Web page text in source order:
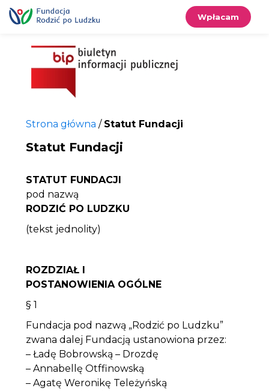
treści
Wpłacam
Strona główna / Statut Fundacji
Statut Fundacji
STATUT FUNDACJI
pod nazwą
RODZIĆ PO LUDZKU
(tekst jednolity)
ROZDZIAŁ I
POSTANOWIENIA OGÓLNE
§ 1
Fundacja pod nazwą „Rodzić po Ludzku”
zwana dalej Fundacją ustanowiona przez:
– Ładę Bobrowską – Drozdę
– Annabellę Otffinowską
– Agatę Weronikę Teleżyńską